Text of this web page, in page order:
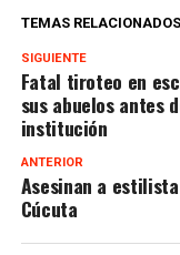
TEMAS RELACIONADOS
SIGUIENTE
Fatal tiroteo en
sus abuelos antes
institución
ANTERIOR
Asesinan a
Cúcuta